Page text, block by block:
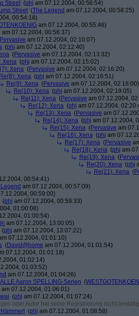
Street (phj am 07.12.2004, 00:56:54)
Street (The Legend am 07.12.2004, 00:58:25)
00:54:18)
am 07.12.2004, 00:55:46)
am 07.12.2004, 00:56:37)
Pervasive am 07.12.2004, 02:10:07)
(phj am 07.12.2004, 02:12:40)
(Pervasive am 07.12.2004, 02:13:32)
Xena (phj am 07.12.2004, 02:15:02)
Xena (Pervasive am 07.12.2004, 02:16:20)
Re(8): Xena (phj am 07.12.2004, 02:16:51)
Re(9): Xena (Pervasive am 07.12.2004, 02:18:00)
Re(10): Xena (phj am 07.12.2004, 02:19:05)
Re(11): Xena (Pervasive am 07.12.2004,
Re(12): Xena (phj am 07.12.2004,
Re(13): Xena (Pervasive am
Re(14): Xena (phj am 07.12.2004,
Re(15): Xena (Pervasive am
Re(16): Xena (phj am
Re(17): Xena (Pervasive
Re(18): Xena (phj am
Re(19): Xena (
Re(20): Xena (phj
Re(21): Xena (
00:54:41)
am 07.12.2004, 00:57:09)
00:59:00)
(phj am 07.12.2004, 00:59:33)
01:00:08)
01:00:54)
am 07.12.2004, 13:00:05)
(phj am 07.12.2004, 13:07:22)
07.12.2004, 01:01:10)
(David@home am 07.12.2004, 01:01:54)
07.12.2004, 01:01:18)
01:02:14)
01:03:52)
am 07.12.2004, 01:04:26)
Aaron SPELLING-Serien (
am 07.12.2004, 01:06:01)
(phj am 07.12.2004, 01:07:24)
oder Autor hat seine Registrierung nicht
(phj am 07.12.2004, 01:08:58)